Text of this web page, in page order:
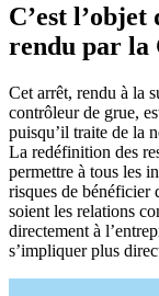
C’est
rendu par la
Cet arrêt, rendu à la
contrôleur de grue,
puisqu’il traite de la
La redéfinition des
permettre à tous les
risques de bénéficier
soient les relations
directement à
s’impliquer plus